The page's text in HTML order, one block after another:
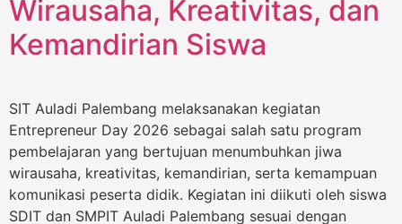
Wirausaha, Kreativitas, dan
Kemandirian Siswa
SIT Auladi Palembang melaksanakan kegiatan
Entrepreneur Day 2026 sebagai salah satu program
pembelajaran yang bertujuan menumbuhkan jiwa
wirausaha, kreativitas, kemandirian, serta kemampuan
komunikasi peserta didik. Kegiatan ini diikuti oleh siswa
SDIT dan SMPIT Auladi Palembang sesuai dengan